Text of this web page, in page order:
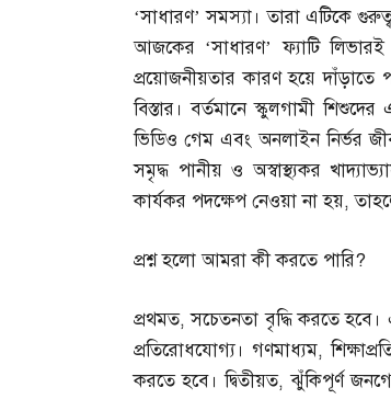
‘সাধারণ’ সমস্যা। তারা এটিকে
আজকের ‘সাধারণ’ ফ্যাটি
প্রয়োজনীয়তার কারণ হয়ে
বিস্তার। বর্তমানে স্কুলগামী
ভিডিও গেম এবং অনলাইন নির্ভর
সমৃদ্ধ পানীয় ও অস্বাস্থ্যকর
কার্যকর পদক্ষেপ নেওয়া না হয়,
প্রশ্ন হলো আমরা কী করতে পারি?
প্রথমত,সচেতনতা বৃদ্ধি করতে
প্রতিরোধযোগ্য। গণমাধ্যম,
করতে হবে। দ্বিতীয়ত,ঝুঁকিপূর্ণ